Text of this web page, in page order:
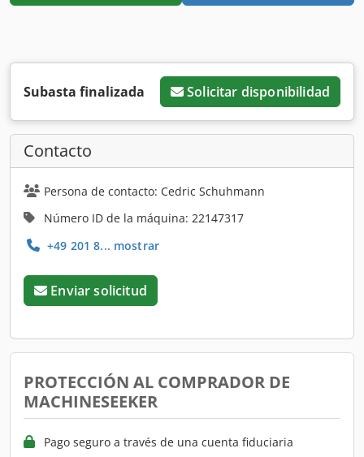
Subasta finalizada Solicitar disponibilidad
Contacto
Persona de contacto: Cedric Schuhmann
Número ID de la máquina: 22147317
+49 201 8... mostrar
Enviar solicitud
PROTECCIÓN AL COMPRADOR DE
MACHINESEEKER
Pago seguro a través de una cuenta fiduciaria